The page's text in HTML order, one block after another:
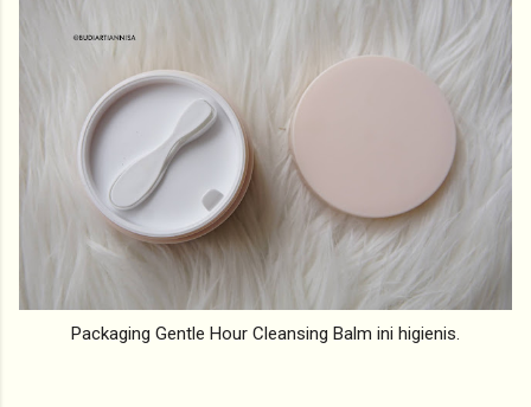
Packaging Gentle Hour Cleansing Balm ini higienis.